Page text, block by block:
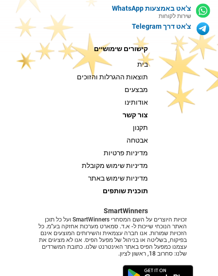
צ'אט באמצעות WhatsApp
שירות לקוחות
צ'אט דרך Telegram
קישורים שימושיים
בית
תוצאות ההגרלות והזוכים
מבצעים
אודותינו
צור קשר
תקנון
אבטחה
מדיניות פרטיות
מדיניות שימוש מקובלת
מדיניות שימוש באתר
תוכנית שותפים
SmartWinners
זכויות היוצרים על השם המסחרי SmartWinners ועל כל תוכן
האתר הנוכחי שייכות ל- א.ד. סמארט מערכות אחזקה בע"מ. כל
הזכויות שמורות. אנו חברה עצמאית והשירותים המוצעים אינם
בפיקוח, בשליטה או בניהול של מפעל הפיס. אנו לא מציגים את
עצמנו כמפעל הפיס באתר האינטרנט שלנו. כתובת המשרדים
שלנו: סחרוב 18, ראשון לציון.